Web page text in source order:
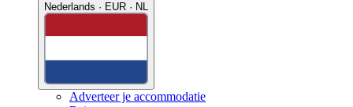
Nederlands · EUR · NL
Adverteer je accommodatie